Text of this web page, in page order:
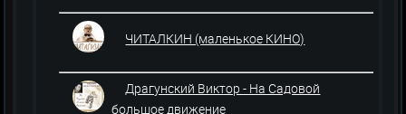
ЧИТАЛКИН (маленькое КИНО)
Драгунский Виктор - На Садовой
большое движение